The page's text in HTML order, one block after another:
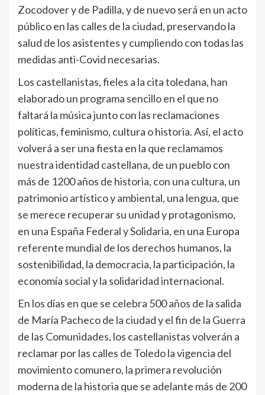
Zocodover y de Padilla, y de nuevo será en un acto
público en las calles de la ciudad, preservando la
salud de los asistentes y cumpliendo con todas las
medidas anti-Covid necesarias.
Los castellanistas, fieles a la cita toledana, han
elaborado un programa sencillo en el que no
faltará la música junto con las reclamaciones
políticas, feminismo, cultura o historia. Así, el acto
volverá a ser una fiesta en la que reclamamos
nuestra identidad castellana, de un pueblo con
más de 1200 años de historia, con una cultura, un
patrimonio artístico y ambiental, una lengua, que
se merece recuperar su unidad y protagonismo,
en una España Federal y Solidaria, en una Europa
referente mundial de los derechos humanos, la
sostenibilidad, la democracia, la participación, la
economía social y la solidaridad internacional.
En los días en que se celebra 500 años de la salida
de María Pacheco de la ciudad y el fin de la Guerra
de las Comunidades, los castellanistas volverán a
reclamar por las calles de Toledo la vigencia del
movimiento comunero, la primera revolución
moderna de la historia que se adelante más de 200